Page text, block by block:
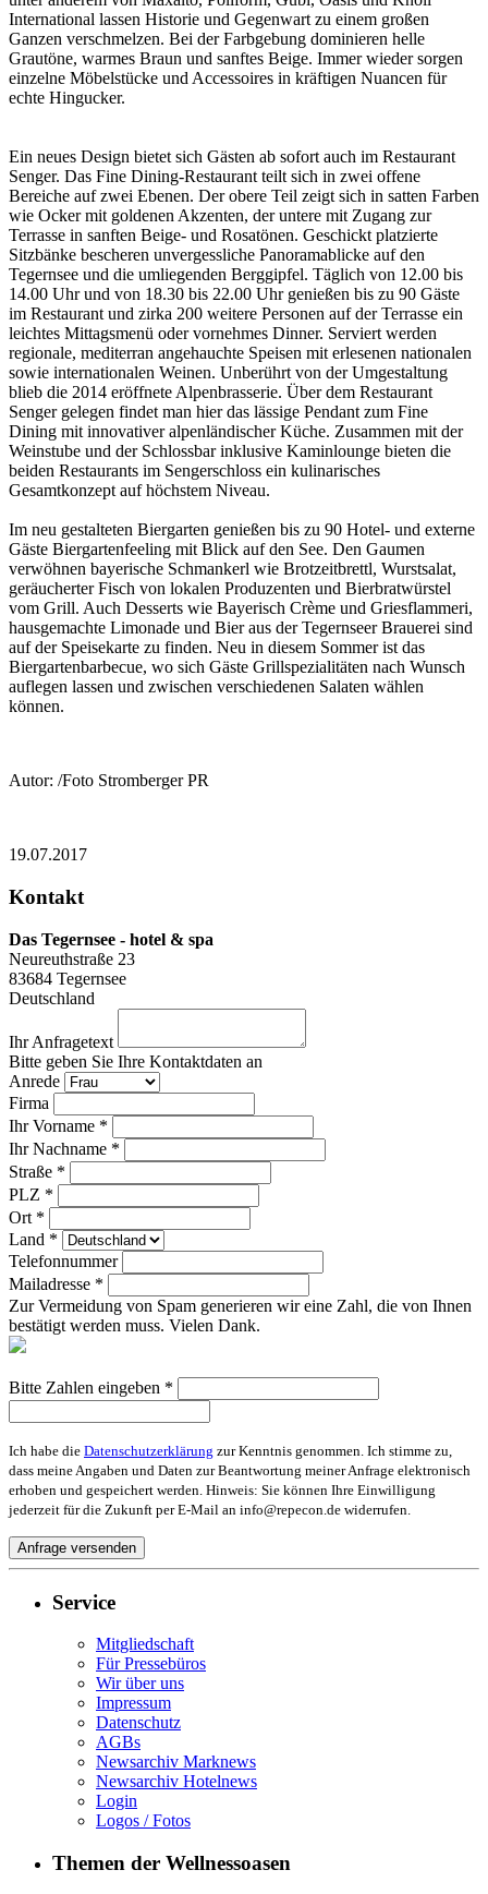
International lassen Historie und Gegenwart zu einem großen
Ganzen verschmelzen. Bei der Farbgebung dominieren helle
Grautöne, warmes Braun und sanftes Beige. Immer wieder sorgen
einzelne Möbelstücke und Accessoires in kräftigen Nuancen für
echte Hingucker.
Ein neues Design bietet sich Gästen ab sofort auch im Restaurant
Senger. Das Fine Dining-Restaurant teilt sich in zwei offene
Bereiche auf zwei Ebenen. Der obere Teil zeigt sich in satten Farben
wie Ocker mit goldenen Akzenten, der untere mit Zugang zur
Terrasse in sanften Beige- und Rosatönen. Geschickt platzierte
Sitzbänke bescheren unvergessliche Panoramablicke auf den
Tegernsee und die umliegenden Berggipfel. Täglich von 12.00 bis
14.00 Uhr und von 18.30 bis 22.00 Uhr genießen bis zu 90 Gäste
im Restaurant und zirka 200 weitere Personen auf der Terrasse ein
leichtes Mittagsmenü oder vornehmes Dinner. Serviert werden
regionale, mediterran angehauchte Speisen mit erlesenen nationalen
sowie internationalen Weinen. Unberührt von der Umgestaltung
blieb die 2014 eröffnete Alpenbrasserie. Über dem Restaurant
Senger gelegen findet man hier das lässige Pendant zum Fine
Dining mit innovativer alpenländischer Küche. Zusammen mit der
Weinstube und der Schlossbar inklusive Kaminlounge bieten die
beiden Restaurants im Sengerschloss ein kulinarisches
Gesamtkonzept auf höchstem Niveau.
Im neu gestalteten Biergarten genießen bis zu 90 Hotel- und externe
Gäste Biergartenfeeling mit Blick auf den See. Den Gaumen
verwöhnen bayerische Schmankerl wie Brotzeitbrettl, Wurstsalat,
geräucherter Fisch von lokalen Produzenten und Bierbratwürstel
vom Grill. Auch Desserts wie Bayerisch Crème und Griesflammeri,
hausgemachte Limonade und Bier aus der Tegernseer Brauerei sind
auf der Speisekarte zu finden. Neu in diesem Sommer ist das
Biergartenbarbecue, wo sich Gäste Grillspezialitäten nach Wunsch
auflegen lassen und zwischen verschiedenen Salaten wählen
können.
Autor: /Foto Stromberger PR
19.07.2017
Kontakt
Das Tegernsee - hotel & spa
Neureuthstraße 23
83684 Tegernsee
Deutschland
Ihr Anfragetext
Bitte geben Sie Ihre Kontaktdaten an
Anrede
Firma
Ihr Vorname *
Ihr Nachname *
Straße *
PLZ *
Ort *
Land *
Telefonnummer
Mailadresse *
Zur Vermeidung von Spam generieren wir eine Zahl, die von Ihnen
bestätigt werden muss. Vielen Dank.
Bitte Zahlen eingeben *
Ich habe die Datenschutzerklärung zur Kenntnis genommen. Ich stimme zu,
dass meine Angaben und Daten zur Beantwortung meiner Anfrage elektronisch
erhoben und gespeichert werden. Hinweis: Sie können Ihre Einwilligung
jederzeit für die Zukunft per E-Mail an info@repecon.de widerrufen.
Service
Mitgliedschaft
Für Pressebüros
Wir über uns
Impressum
Datenschutz
AGBs
Newsarchiv Marknews
Newsarchiv Hotelnews
Login
Logos / Fotos
Themen der Wellnessoasen